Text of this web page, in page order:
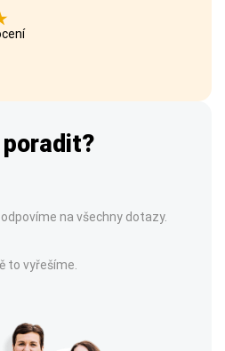
na všechny dotazy.
to vyřešíme.